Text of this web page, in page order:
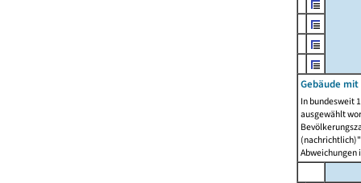
Gebäude mit
In bundesweit
ausgewählt
Abweichungen